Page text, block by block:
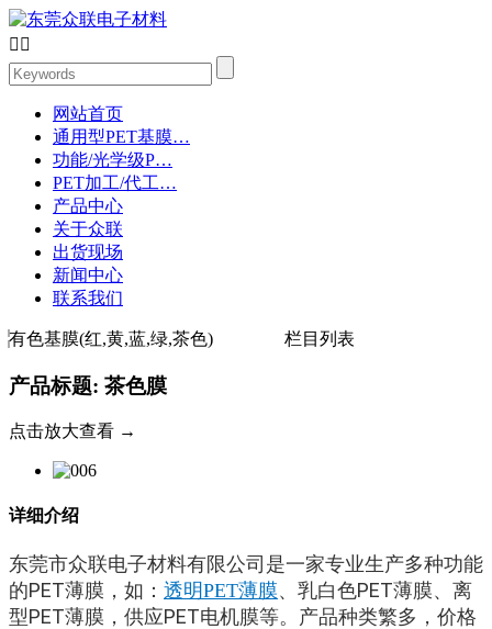
 
网站首页
通用型PET基膜…
功能/光学级P…
PET加工/代工…
产品中心
关于众联
出货现场
新闻中心
联系我们
有色基膜(红,黄,蓝,绿,茶色) 栏目列表
产品标题: 茶色膜
点击放大查看 →
详细介绍
东莞市众联电子材料有限公司是一家专业生产多种功能
的PET薄膜，如： 透明PET薄膜、乳白色PET薄膜、离
型PET薄膜，供应PET电机膜等。产品种类繁多，价格